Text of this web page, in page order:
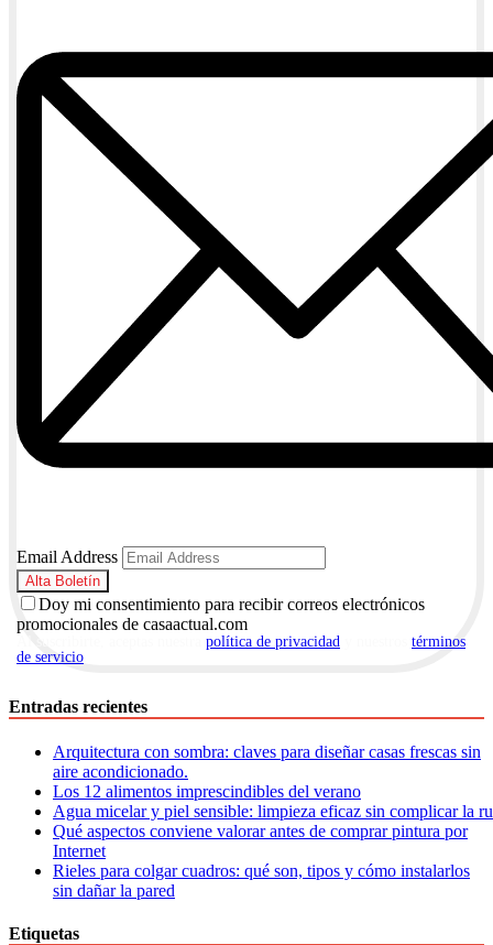
Email Address
Doy mi consentimiento para recibir correos electrónicos
promocionales de casaactual.com
política de privacidad
términos
de servicio
Entradas recientes
Arquitectura con sombra: claves para diseñar casas frescas sin
aire acondicionado.
Los 12 alimentos imprescindibles del verano
Agua micelar y piel sensible: limpieza eficaz sin complicar la
Qué aspectos conviene valorar antes de comprar pintura por
Internet
Rieles para colgar cuadros: qué son, tipos y cómo instalarlos
sin dañar la pared
Etiquetas